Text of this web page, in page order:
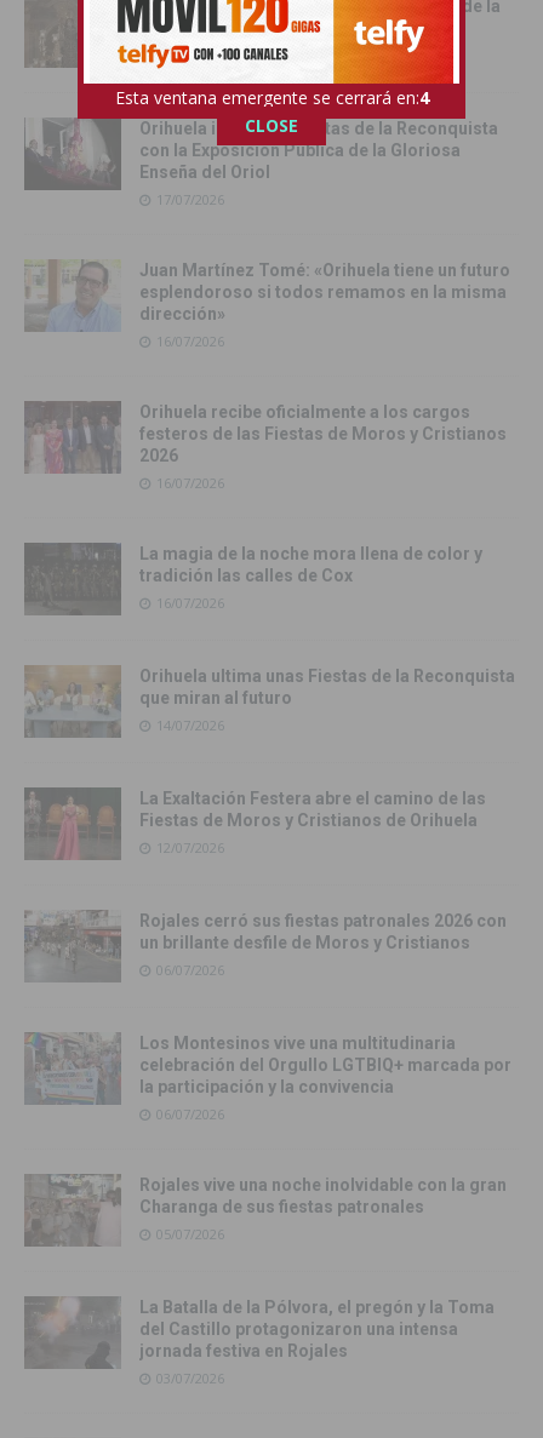
Cox vive su día grande con la procesión de la
Virgen del Carmen
17/07/2026
Orihuela inicia sus Fiestas de la Reconquista
con la Exposición Pública de la Gloriosa
Enseña del Oriol
17/07/2026
Juan Martínez Tomé: «Orihuela tiene un futuro
esplendoroso si todos remamos en la misma
dirección»
16/07/2026
Orihuela recibe oficialmente a los cargos
festeros de las Fiestas de Moros y Cristianos
2026
16/07/2026
La magia de la noche mora llena de color y
tradición las calles de Cox
16/07/2026
Orihuela ultima unas Fiestas de la Reconquista
que miran al futuro
14/07/2026
La Exaltación Festera abre el camino de las
Fiestas de Moros y Cristianos de Orihuela
12/07/2026
Rojales cerró sus fiestas patronales 2026 con
un brillante desfile de Moros y Cristianos
06/07/2026
Los Montesinos vive una multitudinaria
celebración del Orgullo LGTBIQ+ marcada por
la participación y la convivencia
06/07/2026
Rojales vive una noche inolvidable con la gran
Charanga de sus fiestas patronales
05/07/2026
La Batalla de la Pólvora, el pregón y la Toma
del Castillo protagonizaron una intensa
jornada festiva en Rojales
03/07/2026
Esta ventana emergente se cerrará en:3
CLOSE